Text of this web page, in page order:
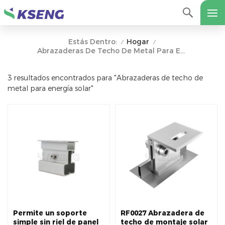
Estás Dentro: / Hogar /
Abrazaderas De Techo De Metal Para Energía Solar
3 resultados encontrados para "Abrazaderas de techo de
metal para energía solar"
Permite un soporte
simple sin riel de panel
RF0027 Abrazadera de
techo de montaje solar